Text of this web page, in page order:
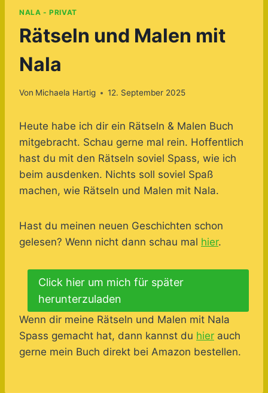
NALA - PRIVAT
Rätseln und Malen mit
Nala
Von Michaela Hartig 12. September 2025
Heute habe ich dir ein Rätseln & Malen Buch
mitgebracht. Schau gerne mal rein. Hoffentlich
hast du mit den Rätseln soviel Spass, wie ich
beim ausdenken. Nichts soll soviel Spaß
machen, wie Rätseln und Malen mit Nala.
Hast du meinen neuen Geschichten schon
gelesen? Wenn nicht dann schau mal hier.
Click hier um mich für später
herunterzuladen
Wenn dir meine Rätseln und Malen mit Nala
Spass gemacht hat, dann kannst du hier auch
gerne mein Buch direkt bei Amazon bestellen.